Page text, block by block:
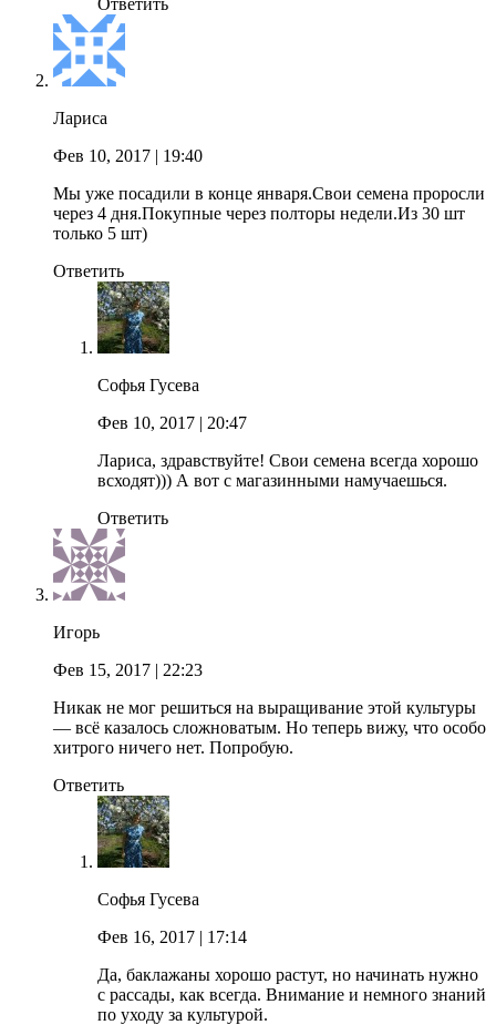
Лариса
Фев 10, 2017 | 19:40
Мы уже посадили в конце января.Свои семена проросли
через 4 дня.Покупные через полторы недели.Из 30 шт
только 5 шт)
Ответить
Софья Гусева
Фев 10, 2017 | 20:47
Лариса, здравствуйте! Свои семена всегда хорошо
всходят))) А вот с магазинными намучаешься.
Ответить
Игорь
Фев 15, 2017 | 22:23
Никак не мог решиться на выращивание этой культуры
— всё казалось сложноватым. Но теперь вижу, что особо
хитрого ничего нет. Попробую.
Ответить
Софья Гусева
Фев 16, 2017 | 17:14
Да, баклажаны хорошо растут, но начинать нужно
с рассады, как всегда. Внимание и немного знаний
по уходу за культурой.